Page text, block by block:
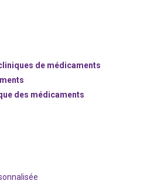
de médicaments
des médicaments